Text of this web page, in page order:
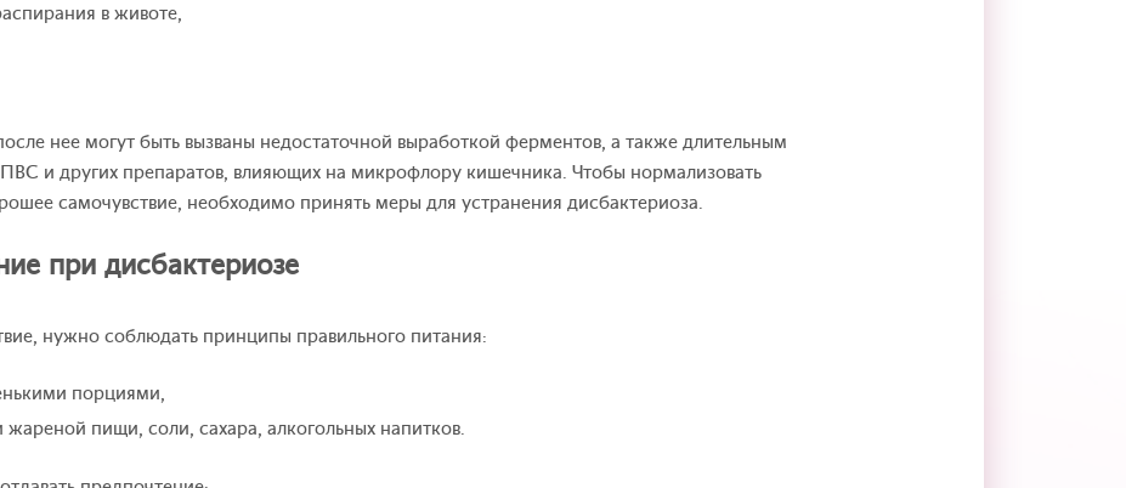
в животе,
нее могут быть вызваны недостаточной выработкой ферментов, а также длительным
и других препаратов, влияющих на микрофлору кишечника. Чтобы нормализовать
самочувствие, необходимо принять меры для устранения дисбактериоза.
при дисбактериозе
нужно соблюдать принципы правильного питания:
порциями,
жареной пищи, соли, сахара, алкогольных напитков.